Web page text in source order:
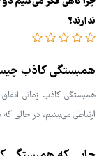
ندارند؟
همبستگی کاذب
همبستگی کاذب زمانی
ارتباطی می‌بینیم، در حالی